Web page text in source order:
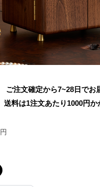
ご注文確定から7~28日でお
送料は1注文あたり 1000円
円